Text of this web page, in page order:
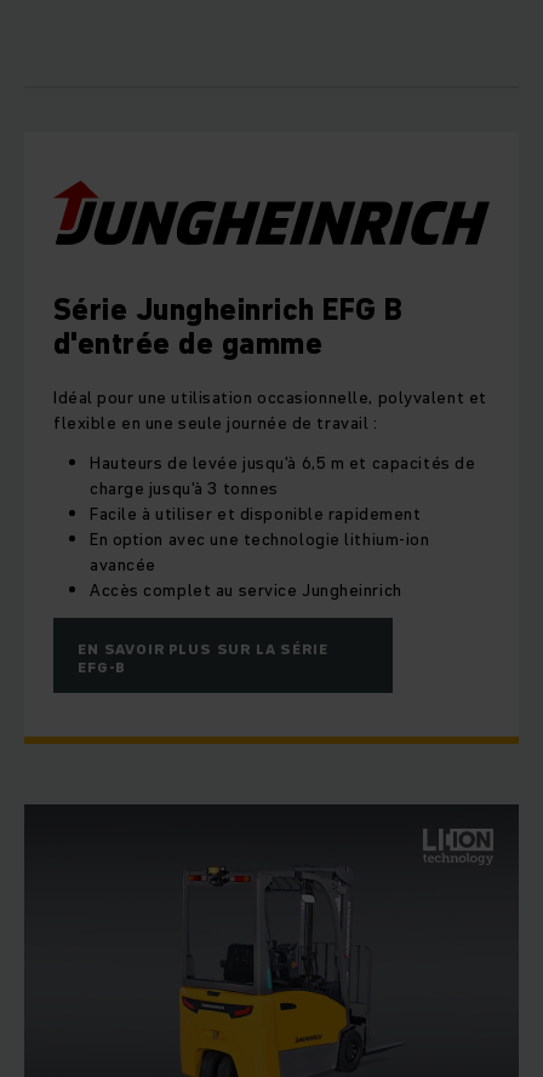
Série Jungheinrich EFG B
d'entrée de gamme
Idéal pour une utilisation occasionnelle, polyvalent et
flexible en une seule journée de travail :
Hauteurs de levée jusqu'à 6,5 m et capacités de
charge jusqu'à 3 tonnes
Facile à utiliser et disponible rapidement
En option avec une technologie lithium-ion
avancée
Accès complet au service Jungheinrich
EN SAVOIR PLUS SUR LA SÉRIE
EFG-B